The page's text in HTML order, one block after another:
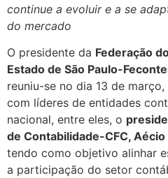
continue a evoluir e a se
do mercado
O presidente da Federação
Estado de São Paulo-
reuniu-se no dia 13 de março,
com líderes de entidades
nacional, entre eles, o
de Contabilidade-CFC,
tendo como objetivo alinhar
a participação do setor